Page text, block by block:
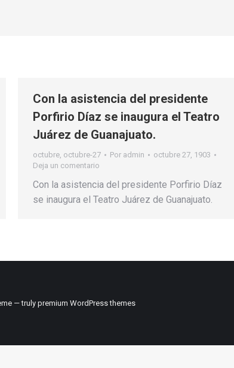
Con la asistencia del presidente
Porfirio Díaz se inaugura el Teatro
Juárez de Guanajuato.
octubre, octubre-27 Por admin
octubre 27, 1903
Deja un comentario
Con la asistencia del presidente Porfirio Díaz
se inaugura el Teatro Juárez de Guanajuato.
— truly premium WordPress themes